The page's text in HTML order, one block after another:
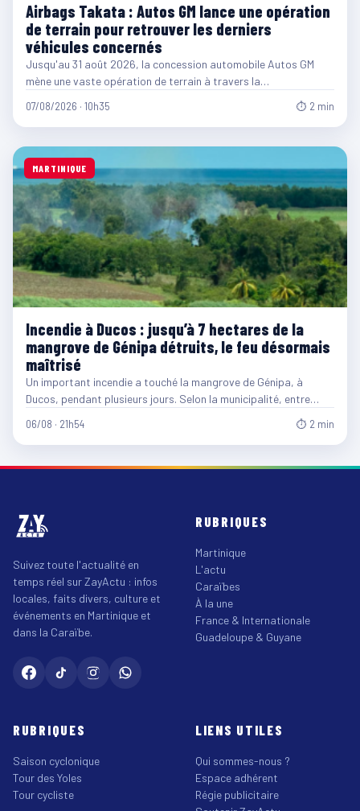
Airbags Takata : Autos GM lance une opération
de terrain pour retrouver les derniers
véhicules concernés
Jusqu'au 31 août 2026, la concession automobile Autos GM
mène une vaste opération de terrain à travers la…
07/08/2026 · 10h35 ⏱ 2 min
MARTINIQUE
Incendie à Ducos : jusqu’à 7 hectares de la
mangrove de Génipa détruits, le feu désormais
maîtrisé
Un important incendie a touché la mangrove de Génipa, à
Ducos, pendant plusieurs jours. Selon la municipalité, entre…
06/08 · 21h54 ⏱ 2 min
Suivez toute l'actualité en
temps réel sur ZayActu : infos
locales, faits divers, culture et
événements en Martinique et
dans la Caraïbe.
RUBRIQUES
Martinique
L'actu
Caraïbes
À la une
France & Internationale
Guadeloupe & Guyane
RUBRIQUES
Saison cyclonique
Tour des Yoles
Tour cycliste
LIENS UTILES
Qui sommes-nous ?
Espace adhérent
Régie publicitaire